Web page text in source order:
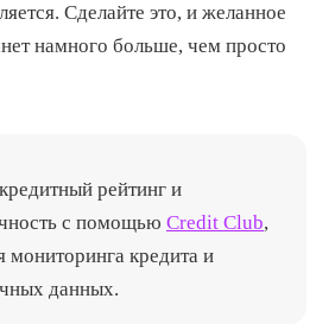
Сделайте это, и желанное
намного больше, чем просто
рейтинг и
с помощью Credit Club,
мониторинга кредита и
данных.